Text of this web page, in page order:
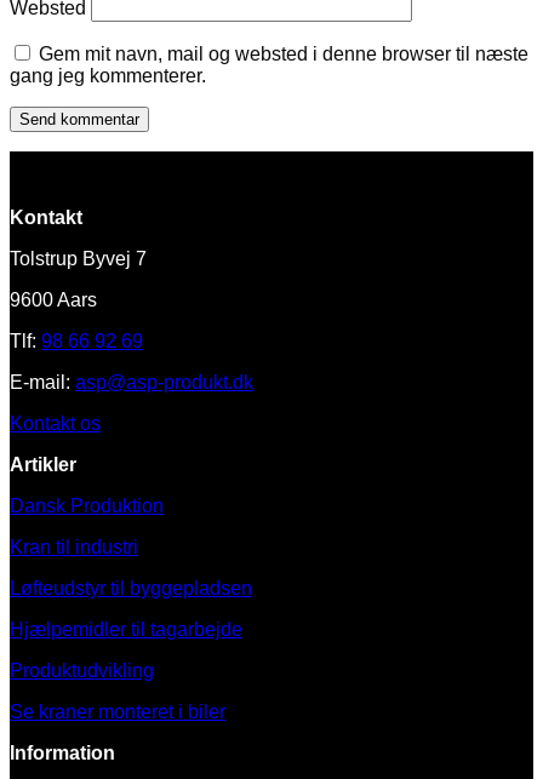
Websted
Gem mit navn, mail og websted i denne browser til næste
gang jeg kommenterer.
Kontakt
Tolstrup Byvej 7
9600 Aars
Tlf: 98 66 92 69
E-mail: asp@asp-produkt.dk
Kontakt os
Artikler
Dansk Produktion
Kran til industri
Løfteudstyr til byggepladsen
Hjælpemidler til tagarbejde
Produktudvikling
Se kraner monteret i biler
Information